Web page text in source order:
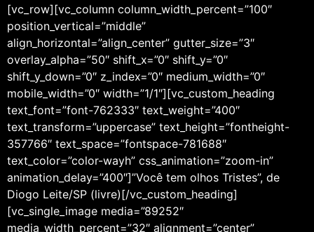
[vc_row][vc_column column_width_percent=”100″
position_vertical=”middle”
align_horizontal=”align_center” gutter_size=”3″
overlay_alpha=”50″ shift_x=”0″ shift_y=”0″
shift_y_down=”0″ z_index=”0″ medium_width=”0″
mobile_width=”0″ width=”1/1″][vc_custom_heading
text_font=”font-762333″ text_weight=”400″
text_transform=”uppercase” text_height=”fontheight-
357766″ text_space=”fontspace-781688″
text_color=”color-wayh” css_animation=”zoom-in”
animation_delay=”400″]”Você tem olhos Tristes”, de
Diogo Leite/SP (livre)[/vc_custom_heading]
[vc_single_image media=”89252″
media_width_percent=”32″ alignment=”center”